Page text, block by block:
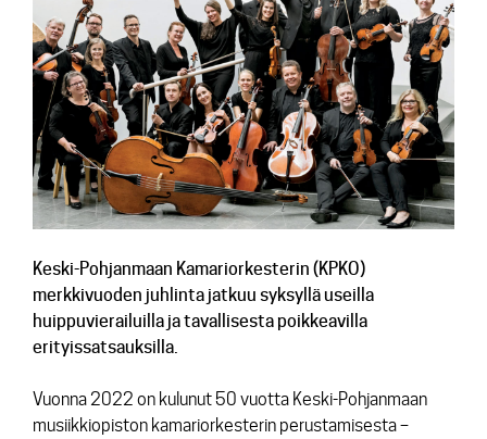
Yhteys
Keski-Pohjanmaan Kamariorkesterin (KPKO)
merkkivuoden juhlinta jatkuu syksyllä useilla
huippuvierailuilla ja tavallisesta poikkeavilla
erityissatsauksilla.
Vuonna 2022 on kulunut 50 vuotta Keski-Pohjanmaan
musiikkiopiston kamariorkesterin perustamisesta –